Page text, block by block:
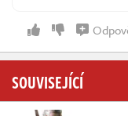
SOUVISEJÍCÍ